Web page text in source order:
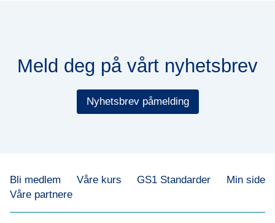
Meld deg på vårt nyhetsbrev
Nyhetsbrev påmelding
Bli medlem Våre kurs GS1 Standarder
Min side
Våre partnere